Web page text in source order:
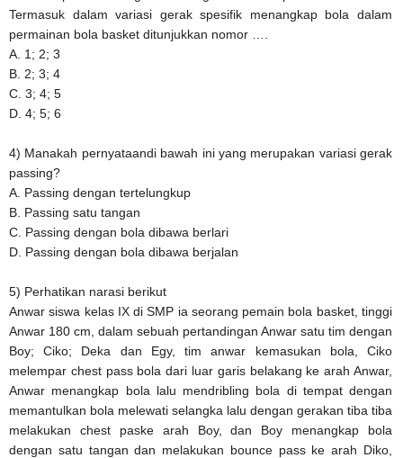
Termasuk dalam variasi gerak spesifik menangkap bola dalam
permainan bola basket ditunjukkan nomor ….
A. 1; 2; 3
B. 2; 3; 4
C. 3; 4; 5
D. 4; 5; 6
4) Manakah pernyataandi bawah ini yang merupakan variasi gerak
passing?
A. Passing dengan tertelungkup
B. Passing satu tangan
C. Passing dengan bola dibawa berlari
D. Passing dengan bola dibawa berjalan
5) Perhatikan narasi berikut
Anwar siswa kelas IX di SMP ia seorang pemain bola basket, tinggi
Anwar 180 cm, dalam sebuah pertandingan Anwar satu tim dengan
Boy; Ciko; Deka dan Egy, tim anwar kemasukan bola, Ciko
melempar chest pass bola dari luar garis belakang ke arah Anwar,
Anwar menangkap bola lalu mendribling bola di tempat dengan
memantulkan bola melewati selangka lalu dengan gerakan tiba tiba
melakukan chest paske arah Boy, dan Boy menangkap bola
dengan satu tangan dan melakukan bounce pass ke arah Diko,